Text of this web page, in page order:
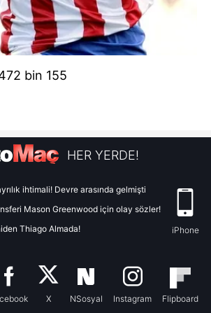
bin 155
HER YERDE!
ihtimali! Devre arasında gelmişti
Mason Greenwood için olay sözler!
Thiago Almada!
iPhone
X NSosyal Instagram Flipboard